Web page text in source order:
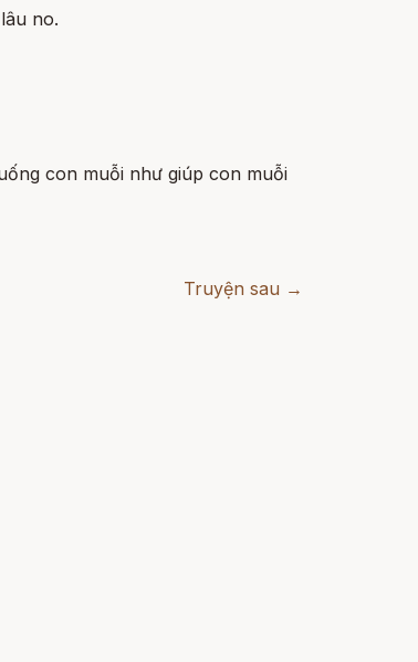
no.
con muỗi như giúp con muỗi
Truyện sau →